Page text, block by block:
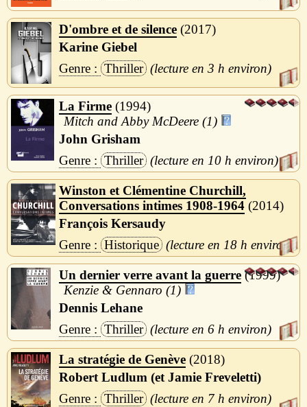
D'ombre et de silence 2017
Karine Giebel
Thriller
3 h
La Firme 1994
Mitch and Abby McDeere (1)
John Grisham
Thriller
10 h
Winston et Clémentine Churchill,
Conversations intimes 1908-1964 2014
François Kersaudy
Historique
18 h
Un dernier verre avant la guerre 1999
Kenzie & Gennaro (1)
Dennis Lehane
Thriller
6 h
La stratégie de Genève 2018
Robert Ludlum (et Jamie Freveletti)
Thriller
7 h